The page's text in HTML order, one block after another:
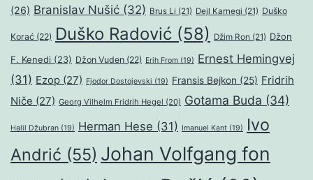
(26) Branislav Nušić (32) Brus Li (21) Dejl Karnegi (21) Duško
Korać (22) Duško Radović (58) Džim Ron (21) Džon
F. Kenedi (23) Džon Vuden (22) Erih From (19) Ernest Hemingvej
(31) Ezop (27) Fjodor Dostojevski (19) Fransis Bejkon (25) Fridrih
Niče (27) Georg Vilhelm Fridrih Hegel (20) Gotama Buda (34)
Halil Džubran (19) Herman Hese (31) Imanuel Kant (19)
Ivo
Andrić (55) Johan Volfgang fon